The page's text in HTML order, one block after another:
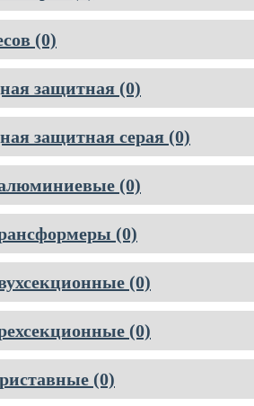
(0)
защитная (0)
защитная серая (0)
(0)
(0)
(0)
(0)
(0)